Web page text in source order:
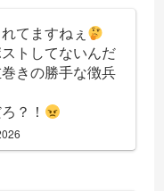
てますねぇ
トしてないんだ
きの勝手な徴兵
？！